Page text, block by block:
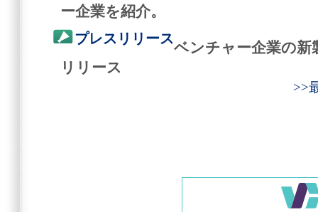
ー企業を紹介。
プレスリリース
ベンチャー企業の新
リリース
>>